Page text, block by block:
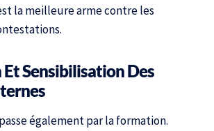
la meilleure arme contre les
Sensibilisation Des
également par la formation.